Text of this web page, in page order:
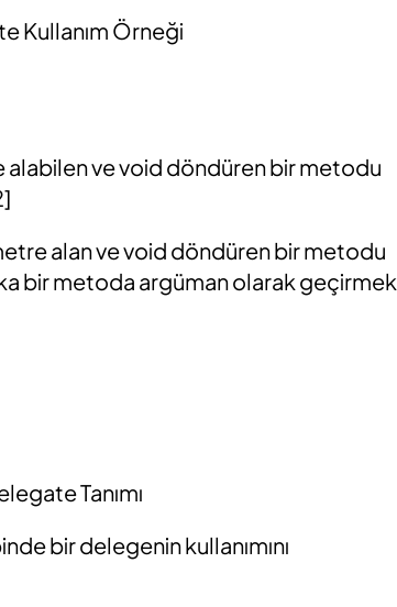
Kullanım Örneği
alabilen ve void döndüren bir metodu
alan ve void döndüren bir metodu
bir metoda argüman olarak geçirmek
Tanımı
bir delegenin kullanımını